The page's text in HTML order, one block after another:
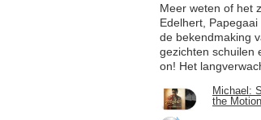
Meer weten of het
Edelhert,
de bekendmaking
gezichten schuilen
on! Het
Michael:
the